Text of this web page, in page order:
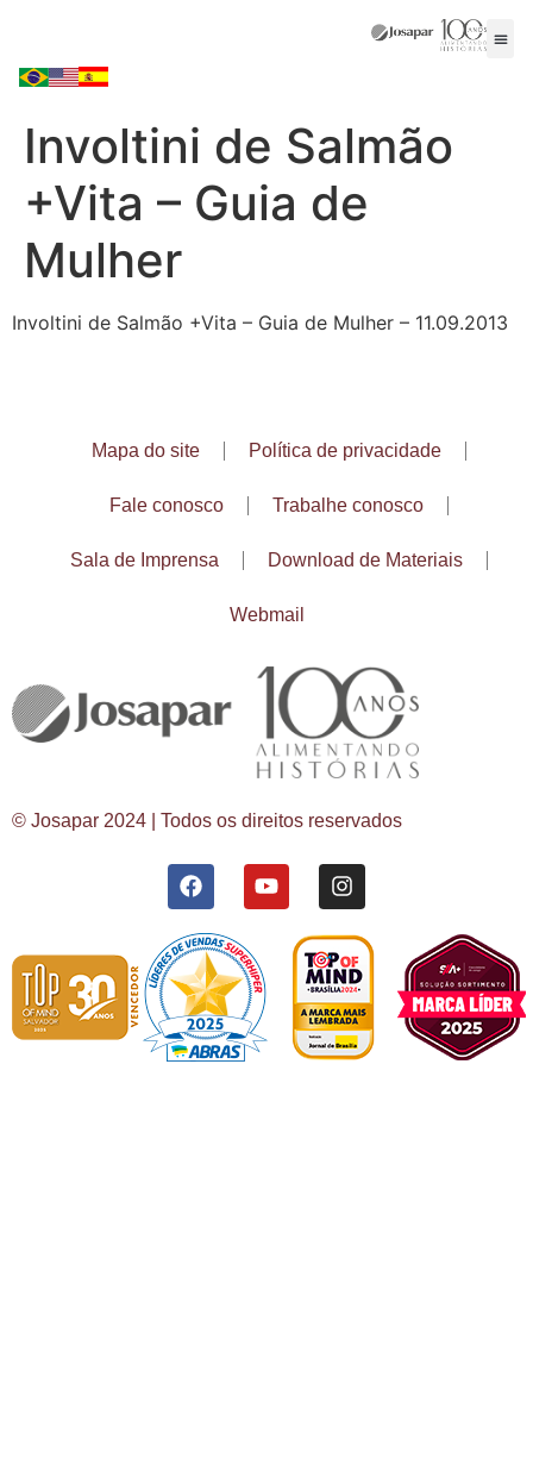
Involtini de Salmão
+Vita – Guia de
Mulher
Involtini de Salmão +Vita – Guia de Mulher – 11.09.2013
Mapa do site Política de privacidade
Fale conosco Trabalhe conosco
Sala de Imprensa Download de Materiais
Webmail
© Josapar 2024 | Todos os direitos reservados